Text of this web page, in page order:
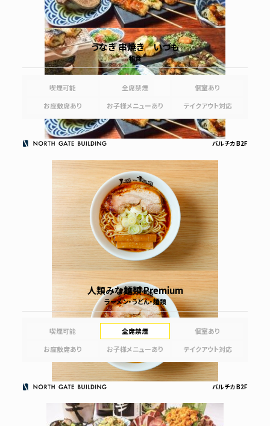
うなぎ 串焼き いづも
和食
喫煙可能 全席禁煙
個室あり
お座敷席あり
お子様メニューあり テイクアウト対応
バルチカ B2F
人類みな麺類 Premium
ラーメン・うどん・麺類
喫煙可能 全席禁煙
個室あり
お座敷席あり
お子様メニューあり テイクアウト対応
バルチカ B2F